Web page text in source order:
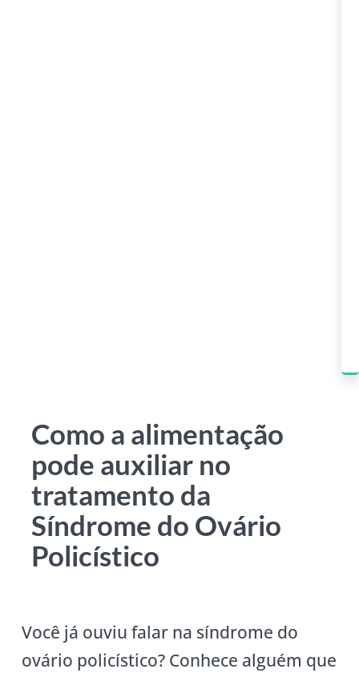
Como a alimentação
pode auxiliar no
tratamento da
Síndrome do Ovário
Policístico
Você já ouviu falar na síndrome do
ovário policístico? Conhece alguém que